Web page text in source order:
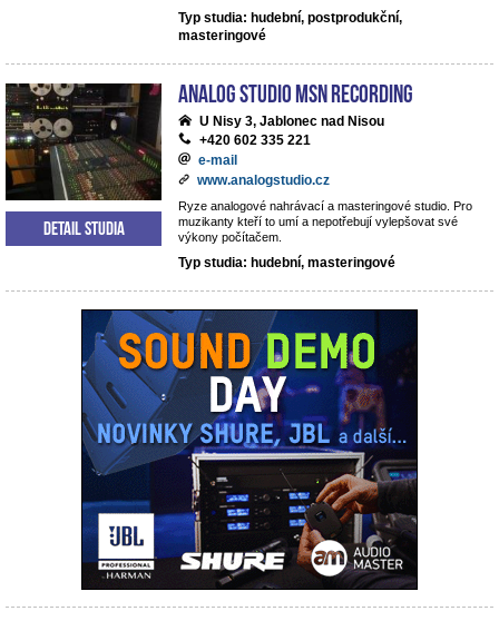
Typ studia: hudební, postprodukční,
masteringové
analog studio MSN recording
U Nisy 3, Jablonec nad Nisou
+420 602 335 221
e-mail
www.analogstudio.cz
Ryze analogové nahrávací a masteringové studio. Pro
muzikanty kteří to umí a nepotřebují vylepšovat své
výkony počítačem.
Typ studia: hudební, masteringové
Detail studia